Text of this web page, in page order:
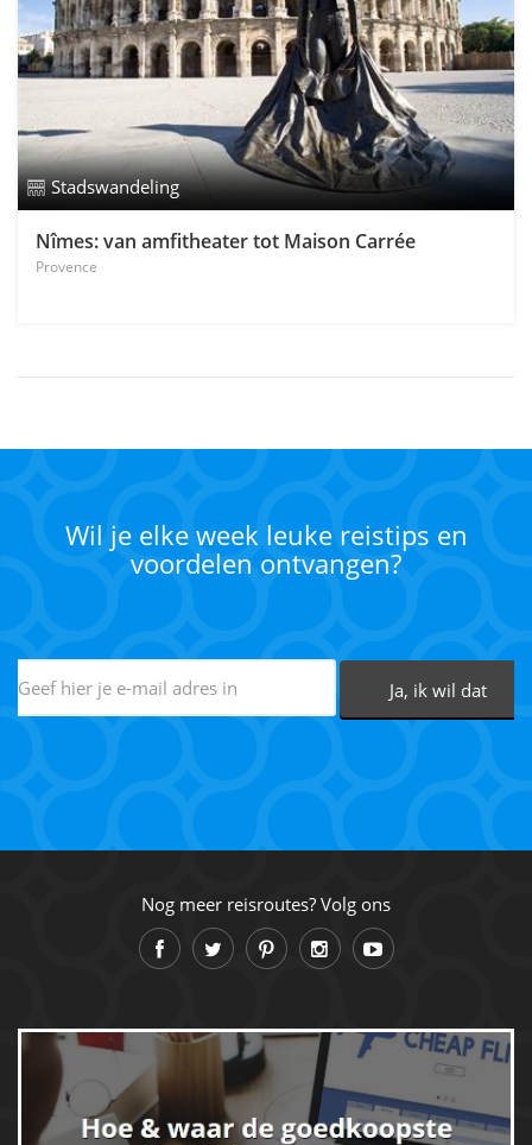
Stadswandeling
Nîmes: van amfitheater tot Maison Carrée
Provence
Wil je elke week leuke reistips en
voordelen ontvangen?
Nog meer reisroutes? Volg ons